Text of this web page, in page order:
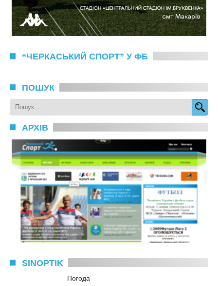
“ЧЕРКАСЬКИЙ СПОРТ” У ФБ
ПОШУК
АРХІВ
SINOPTIK
Погода